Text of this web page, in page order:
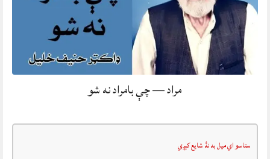
مراد — چې بامراد نه شو
ستاسو اي ميل به نۀ شايع کېږي